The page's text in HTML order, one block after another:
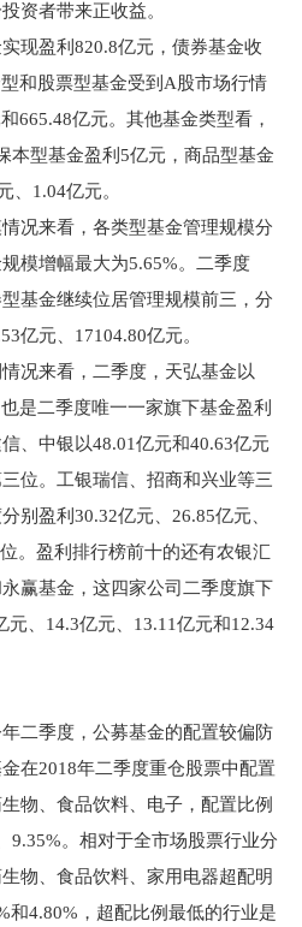
资者带来正收益。
盈利820.8亿元，债券基金收
和股票型基金受到A股市场行情
665.48亿元。其他基金类型看，
本型基金盈利5亿元，商品型基金
、1.04亿元。
来看，各类型基金管理规模分
模增幅最大为5.65%。二季度
基金继续位居管理规模前三，分
亿元、17104.80亿元。
来看，二季度，天弘基金以
是二季度唯一一家旗下基金盈利
、中银以48.01亿元和40.63亿元
位。工银瑞信、招商和兴业等三
别盈利30.32亿元、26.85亿元、
。盈利排行榜前十的还有农银汇
赢基金，这四家公司二季度旗下
元、14.3亿元、13.11亿元和12.34
季度，公募基金的配置较偏防
在2018年二季度重仓股票中配置
物、食品饮料、电子，配置比例
。相对于全市场股票行业分
物、食品饮料、家用电器超配明
和4.80%，超配比例最低的行业是